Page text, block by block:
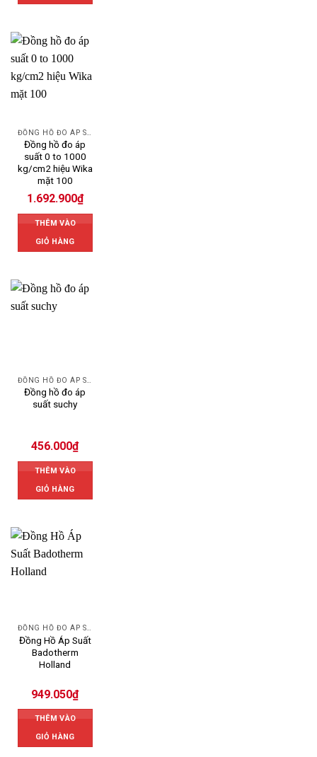
Đồng hồ đo áp
suất 0 to 1000
kg/cm2 hiệu Wika
mặt 100
1.692.900₫
THÊM VÀO
GIỎ HÀNG
Đồng hồ đo áp
suất suchy
456.000₫
THÊM VÀO
GIỎ HÀNG
Đồng Hồ Áp Suất
Badotherm
Holland
949.050₫
THÊM VÀO
GIỎ HÀNG